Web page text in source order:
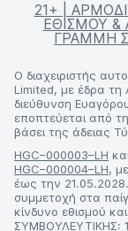
21+ |
ΕΘΙΣΜΟΥ &
ΓΡΑΜΜΗ
Ο διαχειριστής
Limited, με έδρα τη
διεύθυνση
εποπτεύεται από
βάσει της άδειας
HGC–000003–LH
HGC–000004–LH,
έως την
συμμετοχή στα
κίνδυνο εθισμού
ΣΥΜΒΟΥΛΕΥΤΙΚΗΣ: